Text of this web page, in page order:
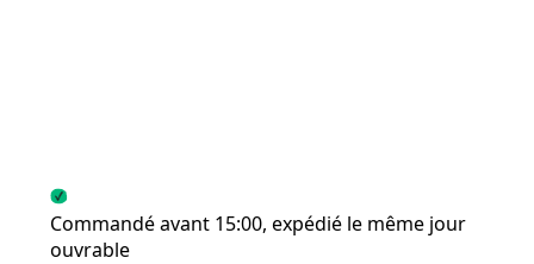
Commandé avant 15:00, expédié le même jour
ouvrable